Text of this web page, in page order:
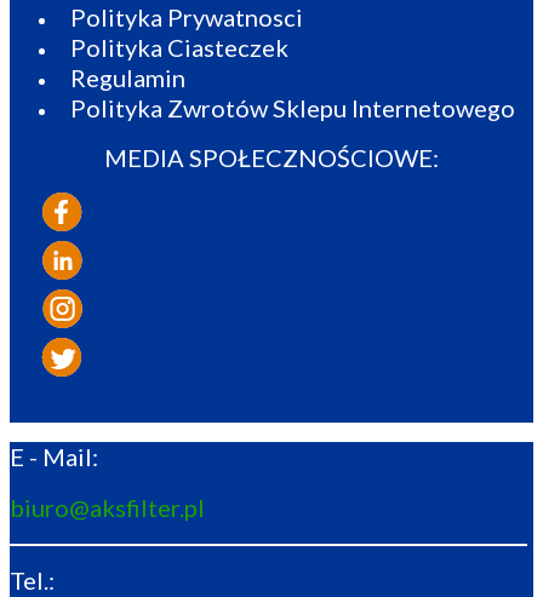
Polityka Prywatnosci
Polityka Ciasteczek
Regulamin
Polityka Zwrotów Sklepu Internetowego
MEDIA SPOŁECZNOŚCIOWE:
E - Mail:
biuro@aksfilter.pl
Tel.: